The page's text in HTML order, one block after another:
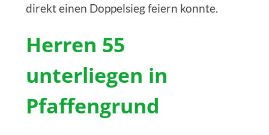
direkt einen Doppelsieg feiern konnte.
Herren 55
unterliegen in
Pfaffengrund